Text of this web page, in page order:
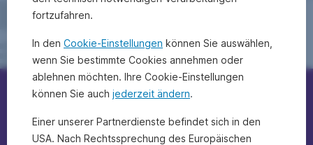
Erste Bank/Sparkassen kontaktieren
Fragen, Ideen, Anregungen?
fortzufahren.
In den Cookie-Einstellungen können Sie auswählen,
wenn Sie bestimmte Cookies annehmen oder
ablehnen möchten. Ihre Cookie-Einstellungen
können Sie auch jederzeit ändern.
Einer unserer Partnerdienste befindet sich in den
USA. Nach Rechtssprechung des Europäischen